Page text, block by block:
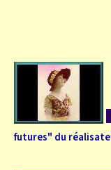
futures" du